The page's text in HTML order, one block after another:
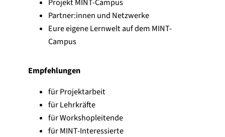
Partner:innen und Netzwerke
Eure eigene Lernwelt auf dem MINT-
Campus
Empfehlungen
für Projektarbeit
für Lehrkräfte
für Workshopleitende
für MINT-Interessierte